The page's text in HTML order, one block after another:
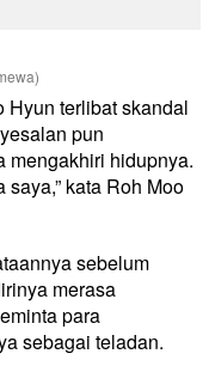
Hyun terlibat skandal
pun
mengakhiri hidupnya.
kata Roh Moo
sebelum
merasa
para
sebagai teladan.